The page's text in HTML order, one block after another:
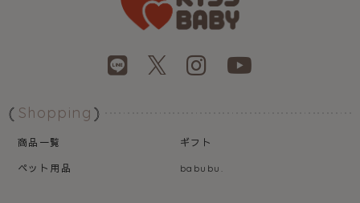
Shopping
商品一覧
ギフト
ペット用品
babubu.